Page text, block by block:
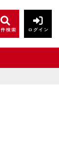
検索 ログイン